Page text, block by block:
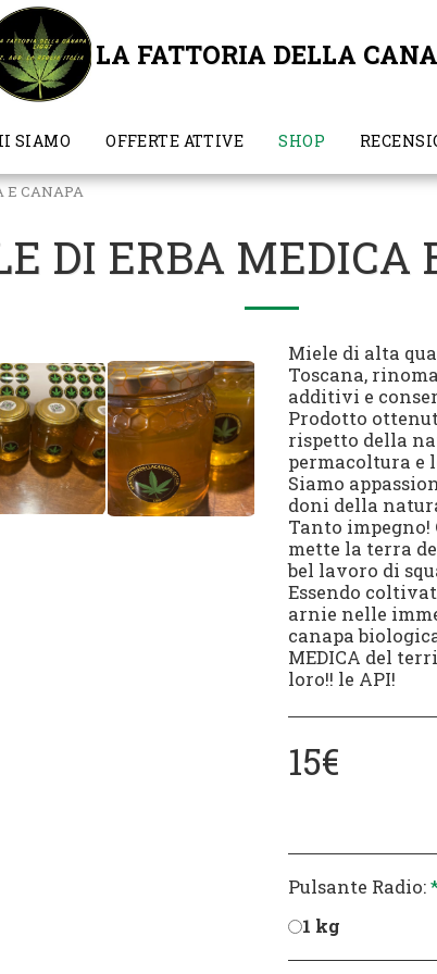
LA FATTORIA DELLA
SIAMO OFFERTE ATTIVE SHOP
E CANAPA
DI ERBA MEDICA
Miele di alta
Toscana,
additivi e
Prodotto
rispetto della
permacoltura e
Siamo
doni della
Tanto impegno!
mette la terra
bel lavoro di
Essendo
arnie nelle
canapa
MEDICA del
loro!! le API!
15€
Pulsante Radio:*
1 kg